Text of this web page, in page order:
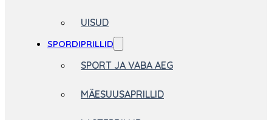
UISUD
SPORDIPRILLID
SPORT JA VABA AEG
MÄESUUSAPRILLID